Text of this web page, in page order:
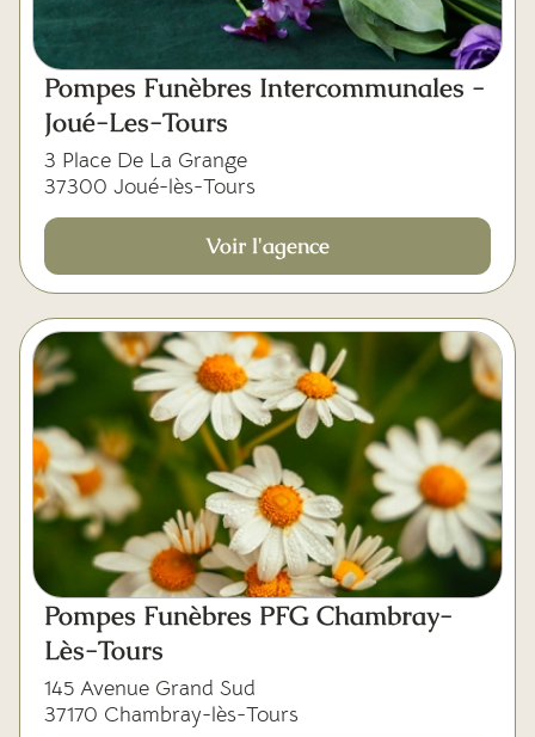
Pompes Funèbres Intercommunales -
Joué-Les-Tours
3 Place De La Grange
37300 Joué-lès-Tours
Voir l'agence
Pompes Funèbres PFG Chambray-
Lès-Tours
145 Avenue Grand Sud
37170 Chambray-lès-Tours